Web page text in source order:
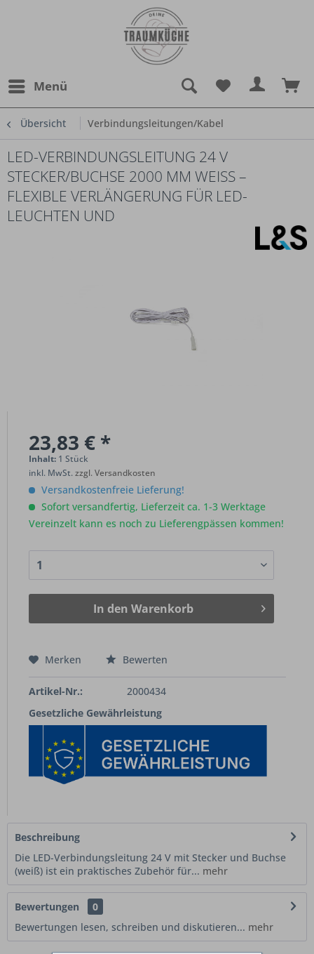
Menü
Übersicht Verbindungsleitungen/Kabel
LED-VERBINDUNGSLEITUNG 24 V
STECKER/BUCHSE 2000 MM WEISS – F
LEXIBLE VERLÄNGERUNG FÜR LED-L
EUCHTEN UND
23,83 € *
Inhalt: 1 Stück
inkl. MwSt.zzgl. Versandkosten
Versandkostenfreie Lieferung!
Sofort versandfertig, Lieferzeit ca. 1-3 Werktage
Vereinzelt kann es noch zu Lieferengpässen kommen!
In den Warenkorb
Merken Bewerten
Artikel-Nr.:
2000434
Gesetzliche Gewährleistung
Beschreibung
Die LED-Verbindungsleitung 24 V mit Stecker und Buchse
(weiß) ist ein praktisches Zubehör für... mehr
Bewertungen
0
Bewertungen lesen, schreiben und diskutieren... mehr